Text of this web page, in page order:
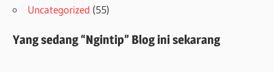
Uncategorized (55)
Yang sedang “Ngintip” Blog ini sekarang